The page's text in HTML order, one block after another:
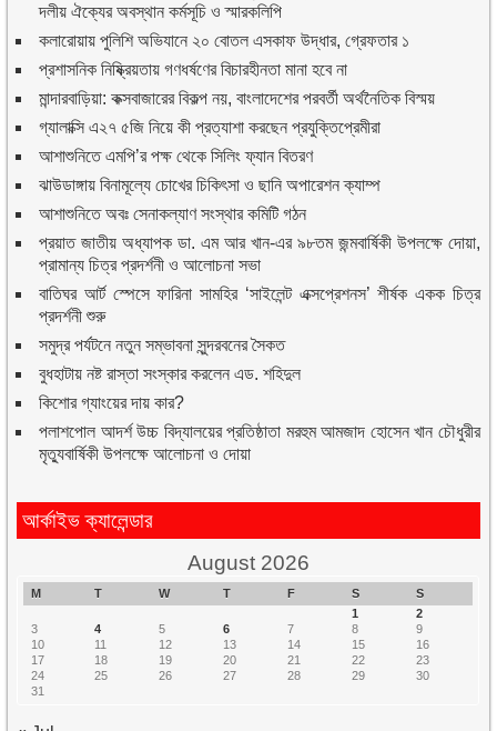
দলীয় ঐক্যের অবস্থান কর্মসূচি ও স্মারকলিপি
কলারোয়ায় পুলিশি অভিযানে ২০ বোতল এসকাফ উদ্ধার, গ্রেফতার ১
প্রশাসনিক নিষ্ক্রিয়তায় গণধর্ষণের বিচারহীনতা মানা হবে না
মান্দারবাড়িয়া: কক্সবাজারের বিকল্প নয়, বাংলাদেশের পরবর্তী অর্থনৈতিক বিস্ময়
গ্যালাক্সি এ২৭ ৫জি নিয়ে কী প্রত্যাশা করছেন প্রযুক্তিপ্রেমীরা
আশাশুনিতে এমপি’র পক্ষ থেকে সিলিং ফ্যান বিতরণ
ঝাউডাঙ্গায় বিনামূল্যে চোখের চিকিৎসা ও ছানি অপারেশন ক্যাম্প
আশাশুনিতে অবঃ সেনাকল্যাণ সংস্থার কমিটি গঠন
প্রয়াত জাতীয় অধ্যাপক ডা. এম আর খান-এর ৯৮তম জন্মবার্ষিকী উপলক্ষে দোয়া,
প্রামান্য চিত্র প্রদর্শনী ও আলোচনা সভা
বাতিঘর আর্ট স্পেসে ফারিনা সামহির ‘সাইলেন্ট এক্সপ্রেশনস’ শীর্ষক একক চিত্র
প্রদর্শনী শুরু
সমুদ্র পর্যটনে নতুন সম্ভাবনা সুন্দরবনের সৈকত
বুধহাটায় নষ্ট রাস্তা সংস্কার করলেন এড. শহিদুল
কিশোর গ্যাংয়ের দায় কার?
পলাশপোল আদর্শ উচ্চ বিদ্যালয়ের প্রতিষ্ঠাতা মরহুম আমজাদ হোসেন খান চৌধুরীর
মৃত্যুবার্ষিকী উপলক্ষে আলোচনা ও দোয়া
আর্কাইভ ক্যালেন্ডার
August 2026
M T W T F S
S
1
2
3
4 5 6 7 8
9
10
11 12 13 14 15
16
17
18 19 20 21 22
23
24
25 26 27 28 29
30
31